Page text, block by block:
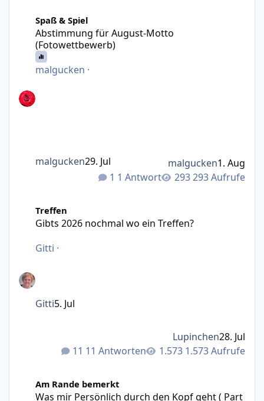
Spaß & Spiel
Abstimmung für August-Motto
(Fotowettbewerb)
malgucken ·
1 Antwort 293 Aufrufe
malgucken29. Jul malgucken1. Aug
Treffen
Gibts 2026 nochmal wo ein Treffen?
Gitti ·
11 Antworten 1.573 Aufrufe
Gitti5. Jul
Lupinchen28. Jul
Am Rande bemerkt
Was mir Persönlich durch den Kopf geht ( Part